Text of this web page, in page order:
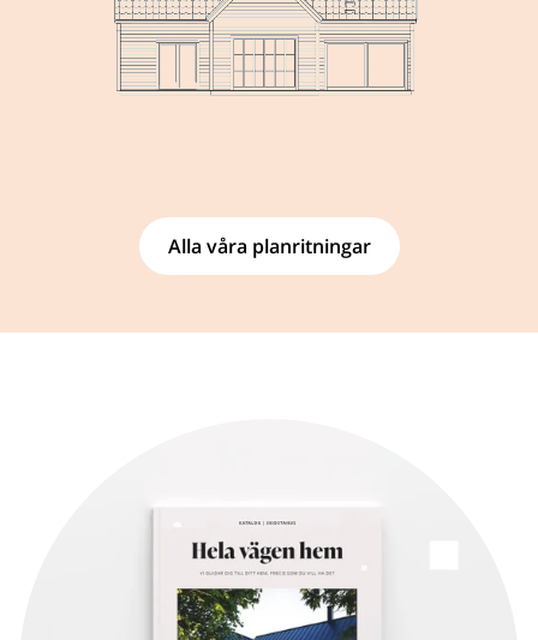
Alla våra planritningar